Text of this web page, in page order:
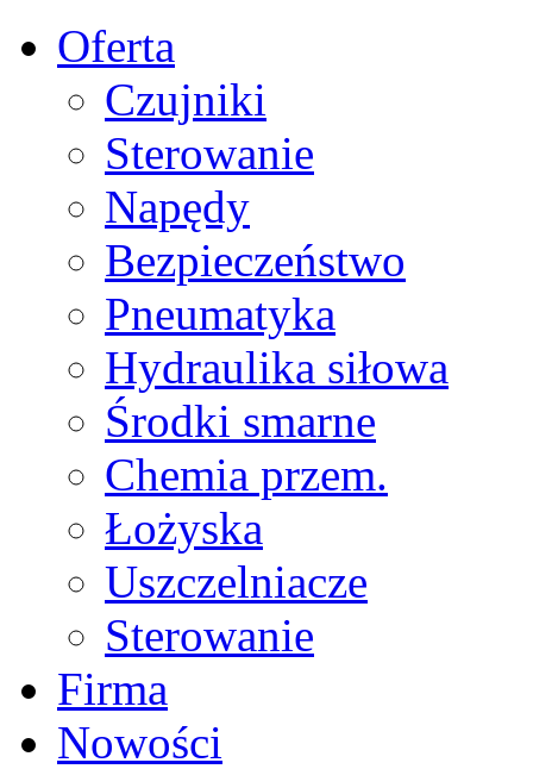
Oferta
Czujniki
Sterowanie
Napędy
Bezpieczeństwo
Pneumatyka
Hydraulika siłowa
Środki smarne
Chemia przem.
Łożyska
Uszczelniacze
Sterowanie
Firma
Nowości